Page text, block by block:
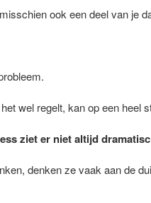
ook een deel van je
wel regelt, kan op een heel
ziet er niet altijd
denken ze vaak aan de